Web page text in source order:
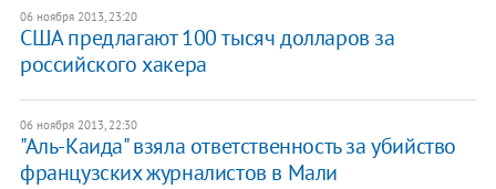
06 ноября 2013, 23:20
США предлагают 100 тысяч долларов за
российского хакера
06 ноября 2013, 22:30
"Аль-Каида" взяла ответственность за убийство
французских журналистов в Мали